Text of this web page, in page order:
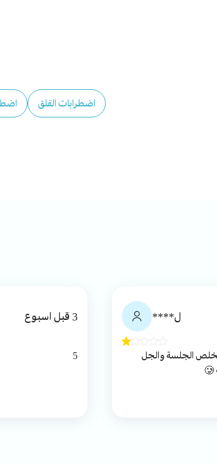
اضطرابات القلق
ل****
ما استفدت شي للامانه وكان بس كانه وده تخلص الجلسة والجل
3 قبل اسبوع
5